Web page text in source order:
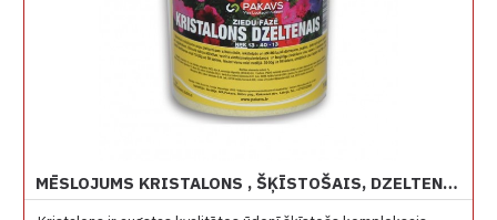
MĒSLOJUMS KRISTALONS , ŠĶĪSTOŠAIS, DZELTENS , 1 KG ZIEDU FĀZĒ